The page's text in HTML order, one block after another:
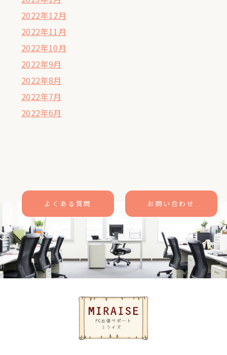
2022年12月
2022年11月
2022年10月
2022年9月
2022年8月
2022年7月
2022年6月
よくある質問 お問い合わせ